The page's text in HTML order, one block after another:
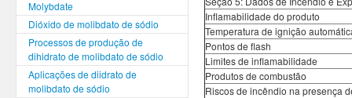
Molybdate
Dióxido de molibdato de sódio
Processos de produção de
dihidrato de molibdato de sódio
Aplicações de diidrato de
molibdato de sódio
Inflamabilidade do produto
Temperatura de ignição
Pontos de flash
Limites de inflamabilidade
Produtos de combustão
Riscos de incêndio na presença